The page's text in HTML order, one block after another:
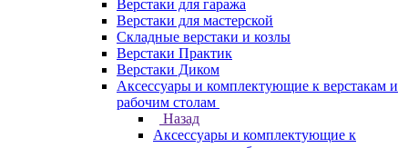
Верстаки для гаража
Верстаки для мастерской
Складные верстаки и козлы
Верстаки Практик
Верстаки Диком
Аксессуары и комплектующие к верстакам и
рабочим столам
Назад
Аксессуары и комплектующие к